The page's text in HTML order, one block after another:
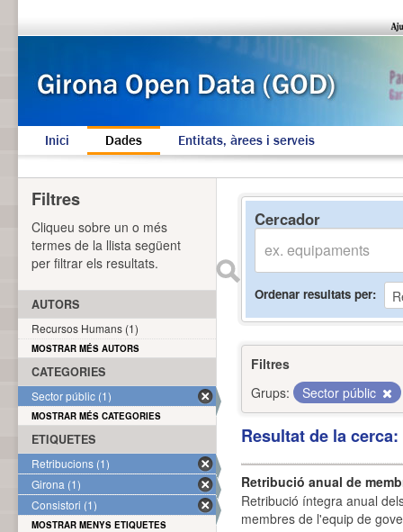
Inici Dades Entitats, àrees i serveis
Cercador
Ordenar resultats per
Filtres
Grups:
Sector públic
Resultat de la
Retribució anual de
Retribució íntegra anual
membres de l'equip de
Filtres
Cliqueu sobre un o més
termes de la llista següent
per filtrar els resultats.
AUTORS
Recursos Humans (1)
MOSTRAR MÉS AUTORS
CATEGORIES
Sector públic (1)
MOSTRAR MÉS CATEGORIES
ETIQUETES
Retribucions (1)
Girona (1)
Consistori (1)
MOSTRAR MENYS ETIQUETES